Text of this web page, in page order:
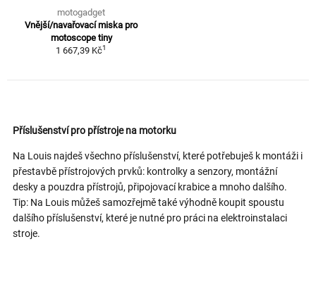
motogadget
Vnější/navařovací miska pro
motoscope tiny
1 667,39 Kč1
Příslušenství pro přístroje na motorku
Na Louis najdeš všechno příslušenství, které potřebuješ k montáži i
přestavbě přístrojových prvků: kontrolky a senzory, montážní
desky a pouzdra přístrojů, připojovací krabice a mnoho dalšího.
Tip: Na Louis můžeš samozřejmě také výhodně koupit spoustu
dalšího příslušenství, které je nutné pro práci na elektroinstalaci
stroje.